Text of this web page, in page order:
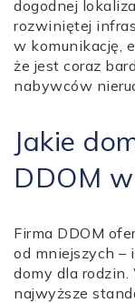
dogodnej
rozwiniętej
w komunikację,
że jest coraz
nabywców
Jakie
DDOM
Firma DDOM
od mniejszych –
domy dla rodzin.
najwyższe